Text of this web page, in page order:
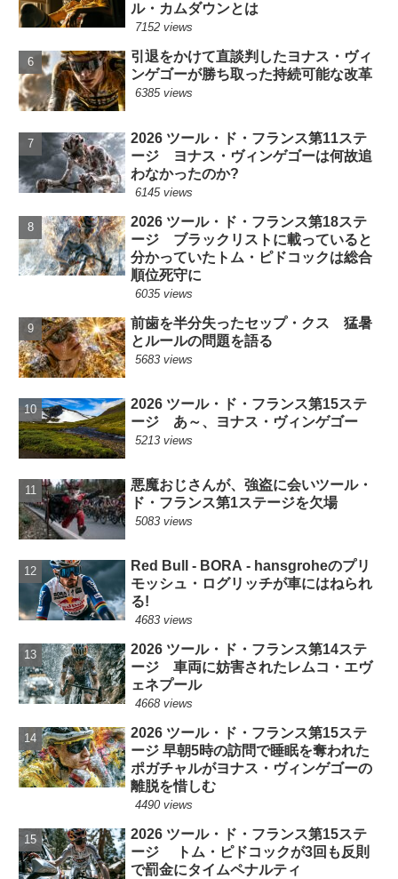
ル・カムダウンとは
7152 views
引退をかけて直談判したヨナス・ヴィ
ンゲゴーが勝ち取った持続可能な改革
6385 views
2026 ツール・ド・フランス第11ステ
ージ ヨナス・ヴィンゲゴーは何故追
わなかったのか?
6145 views
2026 ツール・ド・フランス第18ステ
ージ ブラックリストに載っていると
分かっていたトム・ピドコックは総合
順位死守に
6035 views
前歯を半分失ったセップ・クス 猛暑
とルールの問題を語る
5683 views
2026 ツール・ド・フランス第15ステ
ージ あ～、ヨナス・ヴィンゲゴー
5213 views
悪魔おじさんが、強盗に会いツール・
ド・フランス第1ステージを欠場
5083 views
Red Bull - BORA - hansgroheのプリ
モッシュ・ログリッチが車にはねられ
る!
4683 views
2026 ツール・ド・フランス第14ステ
ージ 車両に妨害されたレムコ・エヴ
ェネプール
4668 views
2026 ツール・ド・フランス第15ステ
ージ 早朝5時の訪問で睡眠を奪われた
ポガチャルがヨナス・ヴィンゲゴーの
離脱を惜しむ
4490 views
2026 ツール・ド・フランス第15ステ
ージ トム・ピドコックが3回も反則
で罰金にタイムペナルティ